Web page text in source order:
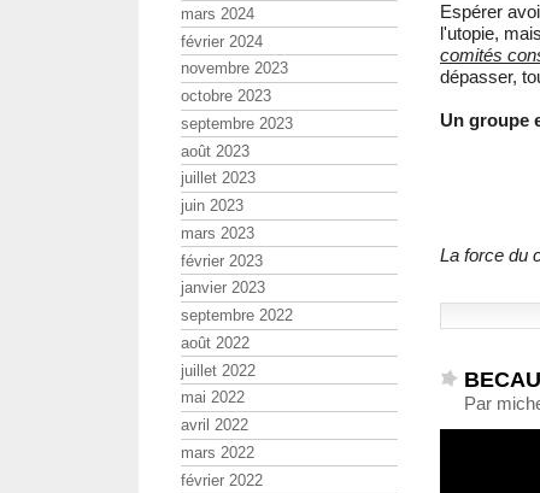
Espérer
l'utopie,
comités
dépasser,
Un groupe
La force du
Par
mars 2024
février 2024
novembre 2023
octobre 2023
septembre 2023
août 2023
juillet 2023
juin 2023
mars 2023
février 2023
janvier 2023
septembre 2022
août 2022
juillet 2022
mai 2022
avril 2022
mars 2022
février 2022